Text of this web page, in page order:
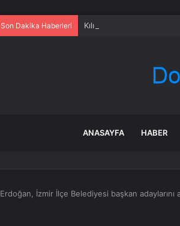
Son Dakika Haberleri Kılıçdaroğlu sessizliğini
ANASAYFA HABER
Erdoğan, İzmir İlçe Belediyesi başkan adaylarını